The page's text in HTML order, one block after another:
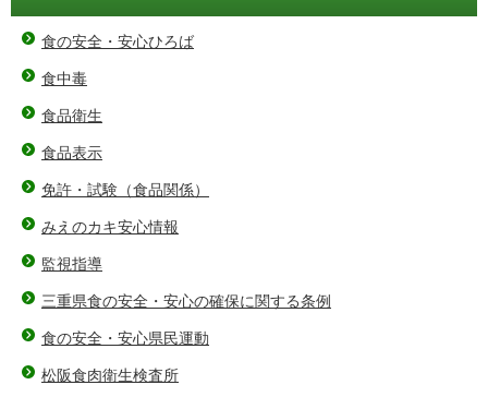
食の安全・安心ひろば
食中毒
食品衛生
食品表示
免許・試験（食品関係）
みえのカキ安心情報
監視指導
三重県食の安全・安心の確保に関する条例
食の安全・安心県民運動
松阪食肉衛生検査所